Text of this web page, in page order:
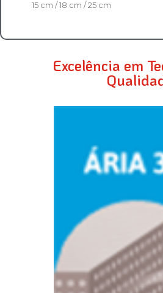
15 cm / 18 cm / 25 cm
Excelência em